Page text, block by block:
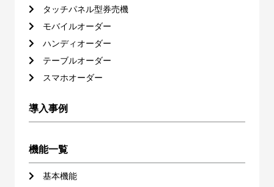
タッチパネル型券売機
モバイルオーダー
ハンディオーダー
テーブルオーダー
スマホオーダー
導入事例
機能一覧
基本機能